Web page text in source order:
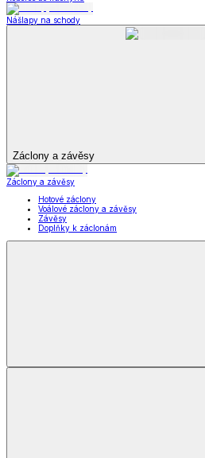
Nášlapy na schody
Záclony a závěsy
Záclony a závěsy
Hotové záclony
Voálové záclony a závěsy
Závěsy
Doplňky k záclonám